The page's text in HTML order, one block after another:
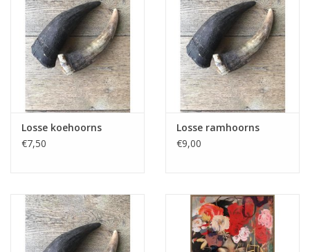
Losse koehoorns
€7,50
Losse ramhoorns
€9,00